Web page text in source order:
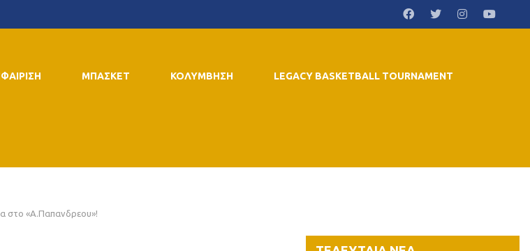
ΜΠΑΣΚΕΤ ΚΟΛΥΜΒΗΣΗ LEGACY BASKETBALL TOURNAMENT
στο «Α.Παπανδρεου»!